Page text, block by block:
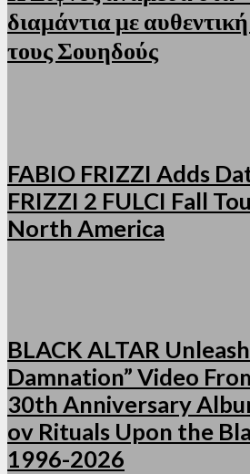
διαμάντια με
τους Σουηδούς
FABIO FRIZZI Adds
FRIZZI 2 FULCI Fall
North America
BLACK ALTAR
Damnation” Video
30th Anniversary
ov Rituals Upon the
1996-2026